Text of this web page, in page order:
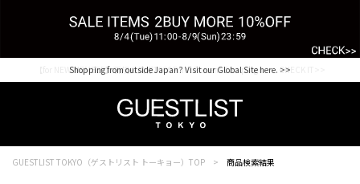
Shopping from outside Japan? Visit our Global Site here. >>
【for NEW MEMBER】新規会員様1000Point Present Campaign CHECK IT>>
GUESTLIST TOKYO（ゲストリスト トーキョー）TOP 商品検索結果